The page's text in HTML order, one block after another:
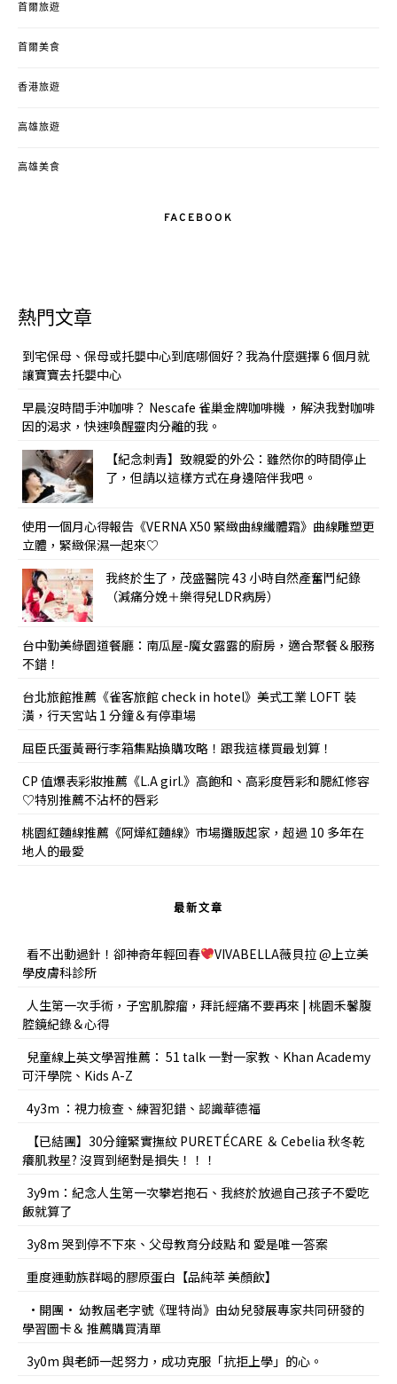
首爾旅遊
首爾美食
香港旅遊
高雄旅遊
高雄美食
FACEBOOK
熱門文章
到宅保母、保母或托嬰中心到底哪個好？我為什麼選擇 6 個月就
讓寶寶去托嬰中心
早晨沒時間手沖咖啡？ Nescafe 雀巢金牌咖啡機 ，解決我對咖啡
因的渴求，快速喚醒靈肉分離的我。
【紀念刺青】致親愛的外公：雖然你的時間停止
了，但請以這樣方式在身邊陪伴我吧。
使用一個月心得報告《VERNA X50 緊緻曲線纖體霜》曲線雕塑更
立體，緊緻保濕一起來♡
我終於生了，茂盛醫院 43 小時自然產奮鬥紀錄
（減痛分娩＋樂得兒LDR病房）
台中勤美綠園道餐廳：南瓜屋-魔女露露的廚房，適合聚餐＆服務
不錯！
台北旅館推薦《雀客旅館 check in hotel》美式工業 LOFT 裝
潢，行天宮站 1 分鐘＆有停車場
屈臣氏蛋黃哥行李箱集點換購攻略！跟我這樣買最划算！
CP 值爆表彩妝推薦《L.A girl.》高飽和、高彩度唇彩和腮紅修容
♡特別推薦不沾杯的唇彩
桃園紅麵線推薦《阿燁紅麵線》市場攤販起家，超過 10 多年在
地人的最愛
最新文章
看不出動過針！卻神奇年輕回春
VIVABELLA薇貝拉 @上立美
學皮膚科診所
人生第一次手術，子宮肌腺瘤，拜託經痛不要再來 | 桃園禾馨腹
腔鏡紀錄＆心得
兒童線上英文學習推薦： 51 talk 一對一家教、Khan Academy
可汗學院、Kids A-Z
4y3m ：視力檢查、練習犯錯、認識華德福
【已結團】30分鐘緊實撫紋 PURETÉCARE ＆ Cebelia 秋冬乾
癢肌救星? 沒買到絕對是損失！！！
3y9m：紀念人生第一次攀岩抱石、我終於放過自己孩子不愛吃
飯就算了
3y8m 哭到停不下來、父母教育分歧點 和 愛是唯一答案
重度運動族群喝的膠原蛋白【品純萃 美顏飲】
•開團• 幼教屆老字號《理特尚》由幼兒發展專家共同研發的
學習圖卡＆ 推薦購買清單
3y0m 與老師一起努力，成功克服「抗拒上學」的心。